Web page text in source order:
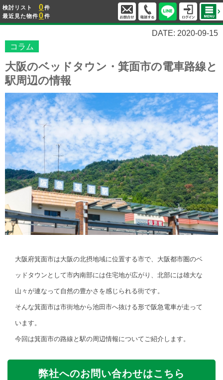
検討リスト 0件
最近見た物件0件
DATE: 2020-09-15
コラム
大阪のベッドタウン・箕面市の電車路線と
駅周辺の情報
大阪府箕面市は大阪の北摂地域に位置する市で、大阪都市圏のベ
ッドタウンとして市内南部には住宅地が広がり、北部には雄大な
山々が連なって自然の豊かさを感じられる街です。
そんな箕面市は市街地から池田市へ抜ける形で阪急電車が走って
います。
今回は箕面市の路線と駅の周辺情報についてご紹介します。
弊社へのお問い合わせはこちら